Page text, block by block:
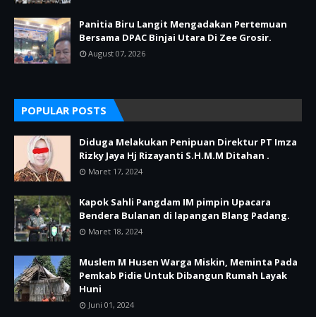
Panitia Biru Langit Mengadakan Pertemuan
Bersama DPAC Binjai Utara Di Zee Grosir.
August 07, 2026
POPULAR POSTS
Diduga Melakukan Penipuan Direktur PT Imza
Rizky Jaya Hj Rizayanti S.H.M.M Ditahan .
Maret 17, 2024
Kapok Sahli Pangdam IM pimpin Upacara
Bendera Bulanan di lapangan Blang Padang.
Maret 18, 2024
Muslem M Husen Warga Miskin, Meminta Pada
Pemkab Pidie Untuk Dibangun Rumah Layak
Huni
Juni 01, 2024